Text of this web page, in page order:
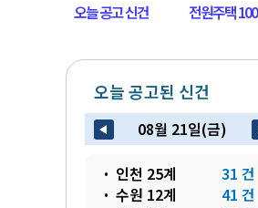
오늘 공고 신건 전원주택 100
오늘 공고된 신건
arrow_back_2 08월 21일(금)
인천 25계
31 건
수원 12계
41 건